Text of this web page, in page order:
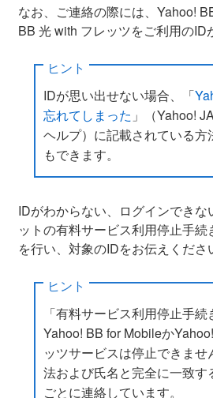
なお、ご連絡の際には、Yahoo!
BB 光 with フレッツをご利用のID
ヒント
IDが思い出せない場合、「
忘れてしまった 」（Yahoo!
ヘルプ）に記載されている方
もできます。
IDがわからない、ログインできな
ットの有料サービス利用停止手
を行い、対象のIDをお伝えくださ
ヒント
「有料サービス利用停止手続
Yahoo! BB for Mobileか
ッツサービスは停止できま
法および氏名と完全に一致す
ごとに連絡しています。